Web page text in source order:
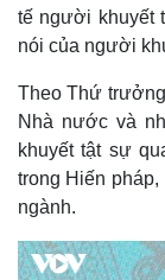
tế người khuyết
nói của người
Theo Thứ
Nhà nước và
khuyết tật sự
trong Hiến
ngành.